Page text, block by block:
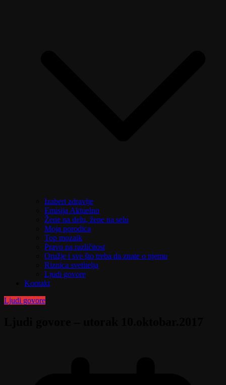
Izaberi zdravlje
Emisija Aktuelno
Žene na delu, žene na selu
Moja porodica
Top mozaik
Pravo na različitost
Oružje i sve što treba da znate o njemu
Riznica svetitelja
Ljudi govore
Kontakt
Ljudi govore